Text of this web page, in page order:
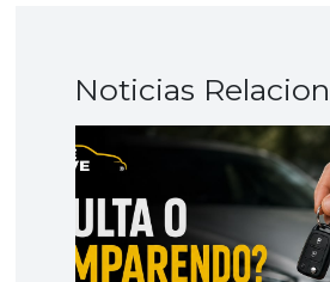
Noticias